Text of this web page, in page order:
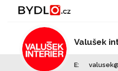
Valušek
E: